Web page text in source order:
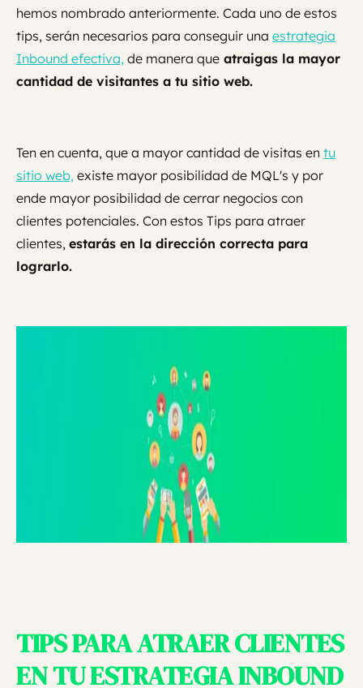
hemos nombrado anteriormente. Cada uno de estos
tips, serán necesarios para conseguir una estrategia
Inbound efectiva, de manera que atraigas la mayor
cantidad de visitantes a tu sitio web.
Ten en cuenta, que a mayor cantidad de visitas en tu
sitio web, existe mayor posibilidad de MQL's y por
ende mayor posibilidad de cerrar negocios con
clientes potenciales. Con estos Tips para atraer
clientes, estarás en la dirección correcta para
lograrlo.
TIPS PARA ATRAER CLIENTES
EN TU ESTRATEGIA INBOUND